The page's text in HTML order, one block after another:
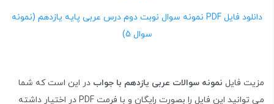
دانلود فایل PDF نمونه سوال نوبت دوم درس عربی پایه یازدهم (نمونه
سوال 5)
مزیت فایل نمونه سوالات عربی یازدهم با جواب در این است که شما
می توانید این فایل را بصورت رایگان و با فرمت PDF در اختیار داشته